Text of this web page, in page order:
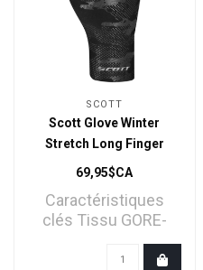
SCOTT
Scott Glove Winter
Stretch Long Finger
69,95$CA
Caractéristiques
clés Tissu GORE-
TEX INFINIUM™ Grip
en sil..